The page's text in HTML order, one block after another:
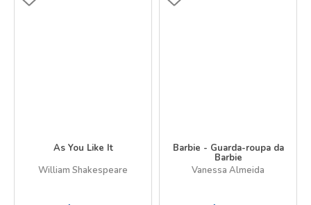
As You Like It
William Shakespeare
Barbie - Guarda-roupa da
Barbie
Vanessa Almeida